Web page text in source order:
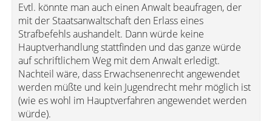
Evtl. könnte man auch einen Anwalt beaufragen, der
mit der Staatsanwaltschaft den Erlass eines
Strafbefehls aushandelt. Dann würde keine
Hauptverhandlung stattfinden und das ganze würde
auf schriftlichem Weg mit dem Anwalt erledigt.
Nachteil wäre, dass Erwachsenenrecht angewendet
werden müßte und kein Jugendrecht mehr möglich ist
(wie es wohl im Hauptverfahren angewendet werden
würde).